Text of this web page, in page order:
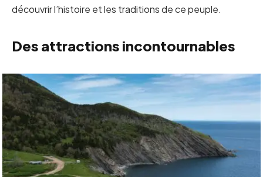
découvrir l’histoire et les traditions de ce peuple.
Des attractions incontournables